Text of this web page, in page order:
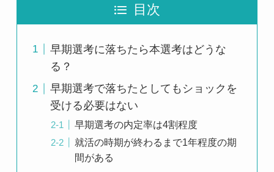
目次
早期選考に落ちたら本選考はどうな
る？
早期選考で落ちたとしてもショックを
受ける必要はない
早期選考の内定率は4割程度
就活の時期が終わるまで1年程度の期
間がある